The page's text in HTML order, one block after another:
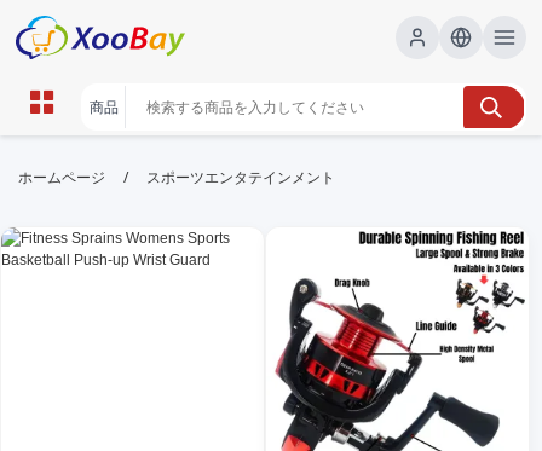
スポーツエンタテインメント |
スポーツエンタテインメント,イベント情報,エンタメニ
ュース, wholesale スポーツエンタテインメント,
スポーツとエンタメの魅力を全国へ発信中よ
ホームページ / スポーツエンタテインメント